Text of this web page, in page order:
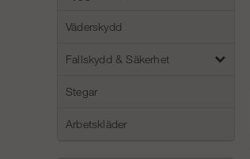
Väderskydd
Fallskydd & Säkerhet
Stegar
Arbetskläder